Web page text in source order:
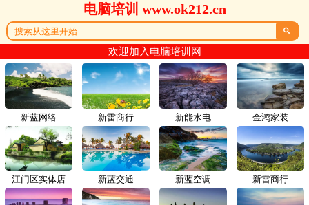
电脑培训 www.ok212.cn

欢迎加入电脑培训网
新蓝网络 新雷商行
江门区实体店 新蓝交通
新能水电 金鸿家装
新蓝空调 新雷商行